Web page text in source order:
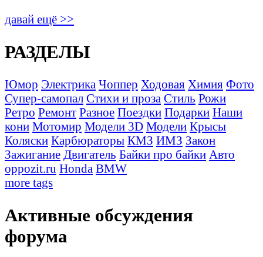
давай ещё >>
РАЗДЕЛЫ
Юмор Электрика Чоппер Ходовая Химия Фото
Супер-самопал Стихи и проза Стиль Рожи
Ретро Ремонт Разное Поездки Подарки Наши
кони Мотомир Модели 3D Модели Крысы
Коляски Карбюраторы КМЗ ИМЗ Закон
Зажигание Двигатель Байки про байки Авто
oppozit.ru Honda BMW
more tags
Активные обсуждения
форума